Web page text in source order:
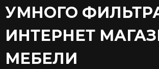
УМНОГО
ИНТЕРНЕТ
МЕБЕЛИ